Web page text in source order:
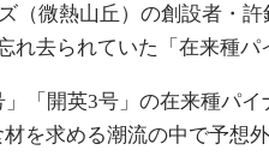
微熱山丘）の創設者・
去られていた「在来種
「開英3号」の在来種パ
を求める潮流の中で予想